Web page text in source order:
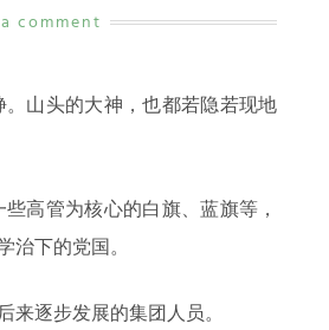
comment
山头的大神，也都若隐若现地
高管为核心的白旗、蓝旗等，
下的党国。
逐步发展的集团人员。